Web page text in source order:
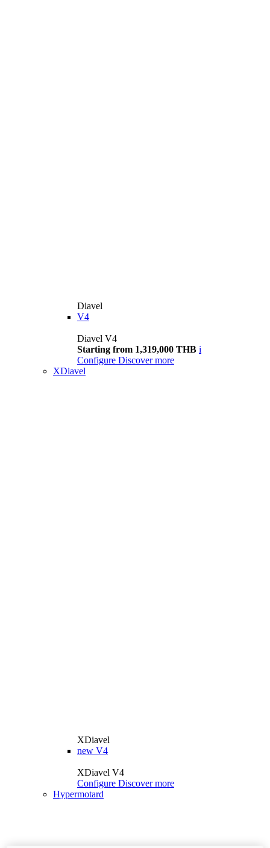
Diavel
V4
Diavel V4
Starting from 1,319,000 THB i
Configure Discover more
XDiavel
XDiavel
new V4
XDiavel V4
Configure Discover more
Hypermotard